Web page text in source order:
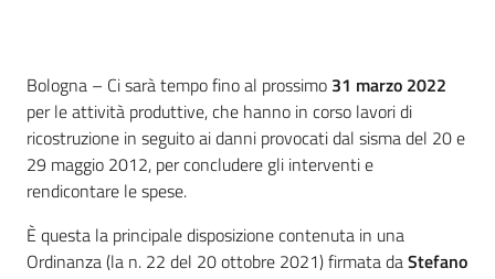
Contenuto
Bologna – Ci sarà tempo fino al prossimo 31 marzo 2022
per le attività produttive, che hanno in corso lavori di
ricostruzione in seguito ai danni provocati dal sisma del 20 e
29 maggio 2012, per concludere gli interventi e
rendicontare le spese.
È questa la principale disposizione contenuta in una
Ordinanza (la n. 22 del 20 ottobre 2021) firmata daStefano